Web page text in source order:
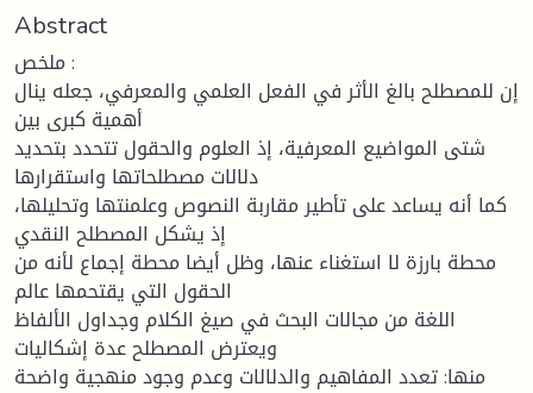
Abstract
ملخص :
إن للمصطلح بالغ الأثر في الفعل العلمي والمعرفي، جعله ينال
أهمية كبرى بين
شتى المواضيع المعرفية، إذ العلوم والحقول تتحدد بتحديد
دلالات مصطلحاتها واستقرارها
كما أنه يساعد على تأطير مقاربة النصوص وعلمنتها وتحليلها،
إذ يشكل المصطلح النقدي
محطة بارزة لا استغناء عنها، وظل أيضا محطة إجماع لأنه من
الحقول التي يقتحمها عالم
اللغة من مجالات البحث في صيغ الكلام وجداول الألفاظ
ويعترض المصطلح عدة إشكاليات
منها: تعدد المفاهيم والدلالات وعدم وجود منهجية واضحة